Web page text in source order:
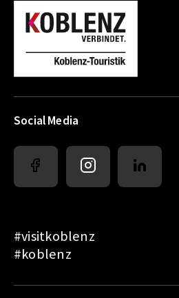
Social Media
#visitkoblenz
#koblenz